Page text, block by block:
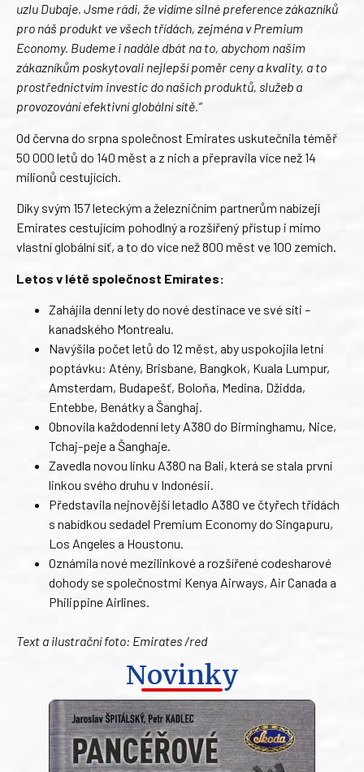
uzlu Dubaje. Jsme rádi, že vidíme silné preference zákazníků
pro náš produkt ve všech třídách, zejména v Premium
Economy. Budeme i nadále dbát na to, abychom našim
zákazníkům poskytovali nejlepší poměr ceny a kvality, a to
prostřednictvím investic do našich produktů, služeb a
provozování efektivní globální sítě.“
Od června do srpna společnost Emirates uskutečnila téměř
50 000 letů do 140 měst a z nich a přepravila více než 14
milionů cestujících.
Díky svým 157 leteckým a železničním partnerům nabízejí
Emirates cestujícím pohodlný a rozšířený přístup i mimo
vlastní globální síť, a to do více než 800 měst ve 100 zemích.
Letos v létě společnost Emirates:
Zahájila denní lety do nové destinace ve své síti –
kanadského Montrealu.
Navýšila počet letů do 12 měst, aby uspokojila letní
poptávku: Atény, Brisbane, Bangkok, Kuala Lumpur,
Amsterdam, Budapešť, Boloňa, Medina, Džidda,
Entebbe, Benátky a Šanghaj.
Obnovila každodenní lety A380 do Birminghamu, Nice,
Tchaj-peje a Šanghaje.
Zavedla novou linku A380 na Bali, která se stala první
linkou svého druhu v Indonésii.
Představila nejnovější letadlo A380 ve čtyřech třídách
s nabídkou sedadel Premium Economy do Singapuru,
Los Angeles a Houstonu.
Oznámila nové mezilinkové a rozšířené codesharové
dohody se společnostmi Kenya Airways, Air Canada a
Philippine Airlines.
Text a ilustrační foto: Emirates /red
Novinky